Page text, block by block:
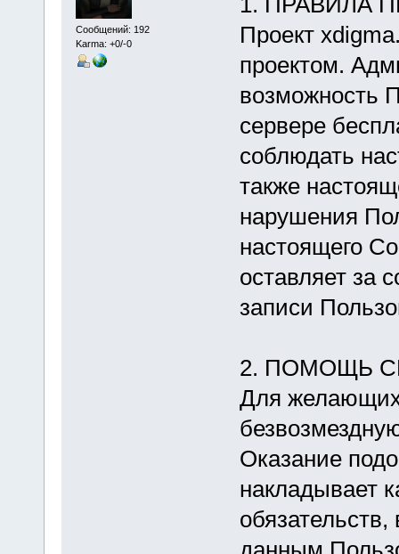
Сообщений: 192
Karma: +0/-0
Проект
проектом.
возможность
сервере
соблюдать
также
нарушения
настоящего
оставляет за
записи
2. ПОМОЩЬ
Для желающих
Оказание
накладывает